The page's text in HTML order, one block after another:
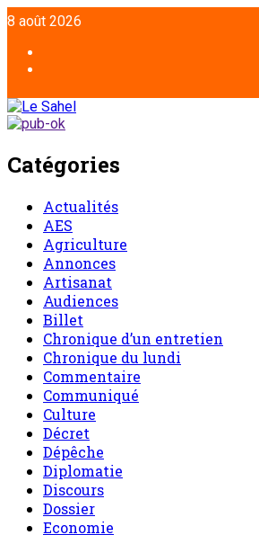
8 août 2026
Catégories
Actualités
AES
Agriculture
Annonces
Artisanat
Audiences
Billet
Chronique d’un entretien
Chronique du lundi
Commentaire
Communiqué
Culture
Décret
Dépêche
Diplomatie
Discours
Dossier
Economie